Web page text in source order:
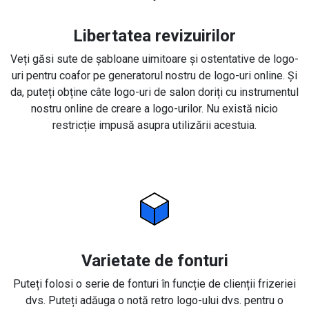
Libertatea revizuirilor
Veți găsi sute de șabloane uimitoare și ostentative de logo-
uri pentru coafor pe generatorul nostru de logo-uri online. Și
da, puteți obține câte logo-uri de salon doriți cu instrumentul
nostru online de creare a logo-urilor. Nu există nicio
restricție impusă asupra utilizării acestuia.
Varietate de fonturi
Puteți folosi o serie de fonturi în funcție de clienții frizeriei
dvs. Puteți adăuga o notă retro logo-ului dvs. pentru o